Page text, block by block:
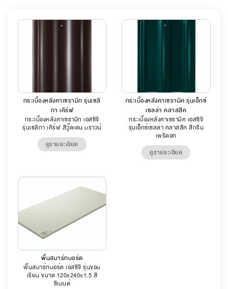
กระเบื้องหลังคาเซรามิก รุ่นเซลิ
กา เคิร์ฟ
กระเบื้องหลังคาเซรามิก เอสซีจี
รุ่นเซลิกา เคิร์ฟ สีวู๊ดเดน บราวน์
ดูรายละเอียด
กระเบื้องหลังคาเซรามิค รุ่นเอ็กซ์
เซลล่า คลาสสิค
กระเบื้องหลังคาเซรามิค เอสซีจี
รุ่นเอ็กซ์เซลล่า คลาสสิค สีกรีน
เพริดอท
ดูรายละเอียด
พื้นสมาร์ทบอร์ด
พื้นสมาร์ทบอร์ด เอสซีจี รุ่นขอบ
เรียบ ขนาด 120x240x1.5 สี
ซีเมนต์